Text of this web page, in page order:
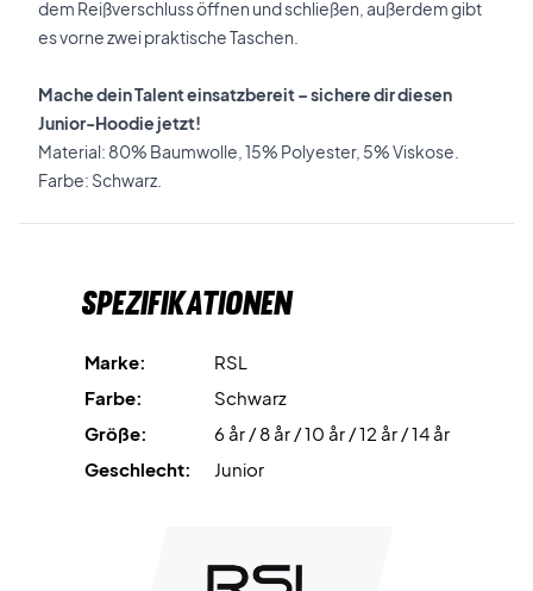
dem Reißverschluss öffnen und schließen, außerdem gibt
es vorne zwei praktische Taschen.
Mache dein Talent einsatzbereit – sichere dir diesen
Junior-Hoodie jetzt!
Material: 80% Baumwolle, 15% Polyester, 5% Viskose.
Farbe: Schwarz.
Spezifikationen
Marke:
RSL
Farbe:
Schwarz
Größe:
6 år / 8 år / 10 år / 12 år / 14 år
Geschlecht:
Junior